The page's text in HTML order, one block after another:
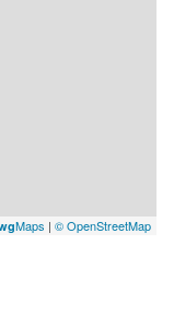
Maps | © OpenStreetMap